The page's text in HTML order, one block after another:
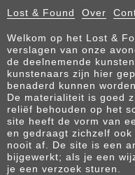
Lost & Found Over
Welkom op het Lost &
verslagen van onze
de deelnemende
kunstenaars zijn hier
benaderd kunnen
De materialiteit is goed
reliëf behouden op het
site heeft de vorm van
en gedraagt zichzelf
nooit af. De site is een
bijgewerkt; als je een
je een verzoek sturen.